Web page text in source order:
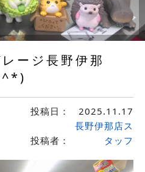
ージ長野伊那
投稿日： 2025.11.17
投稿者：
長野伊那店ス
タッフ